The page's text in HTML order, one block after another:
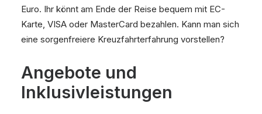
Euro. Ihr könnt am Ende der Reise bequem mit EC-
Karte, VISA oder MasterCard bezahlen. Kann man sich
eine sorgenfreiere Kreuzfahrterfahrung vorstellen?
Angebote und
Inklusivleistungen